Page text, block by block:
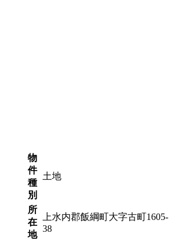
物
件
種
別
土地
所
在
地
上水内郡飯綱町大字古町1605-
38